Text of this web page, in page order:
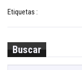
Etiquetas :
Buscar